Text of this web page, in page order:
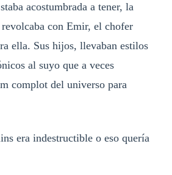
acostumbrada a tener, la
con Emir, el chofer
ella. Sus hijos, llevaban estilos
al suyo que a veces
complot del universo para
era indestructible o eso quería